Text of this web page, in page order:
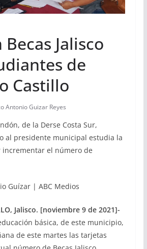
Becas Jalisco
de
Castillo
Antonio Guizar Reyes
de la Derse Costa Sur,
al presidente municipal estudia la
incrementar el número de
Guízar | ABC Medios
Jalisco. [noviembre 9 de 2021]-
básica, de este municipio,
de este martes las tarjetas